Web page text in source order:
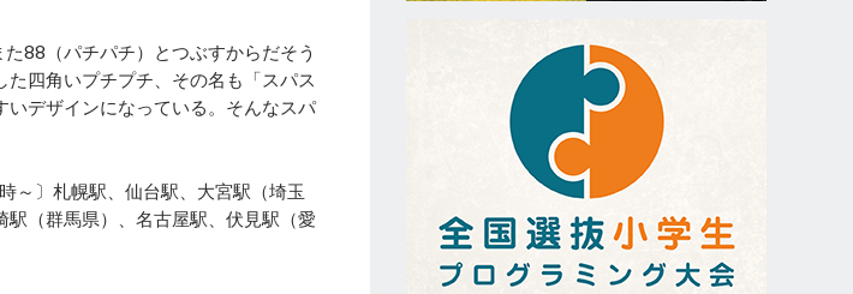
88（パチパチ）とつぶすからだそう
四角いプチプチ、その名も「スパス
デザインになっている。そんなスパ
～〕札幌駅、仙台駅、大宮駅（埼玉
（群馬県）、名古屋駅、伏見駅（愛